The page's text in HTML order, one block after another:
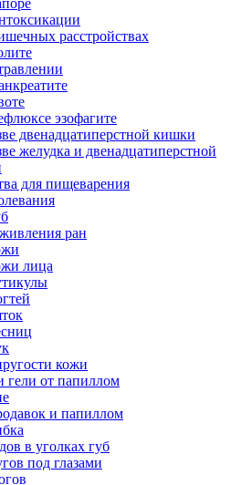
расстройствах
эзофагите
двенадцатиперстной кишки
желудка и двенадцатиперстной
для пищеварения
ран
лица
кожи
гели от папиллом
и папиллом
в уголках губ
под глазами